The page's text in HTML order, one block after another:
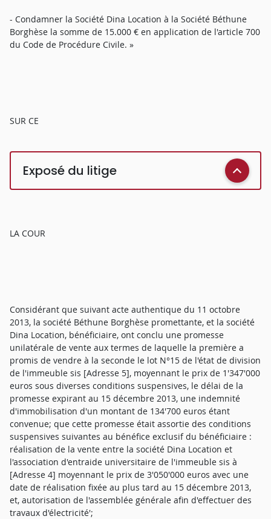
- Condamner la Société Dina Location à la Société Béthune
Borghèse la somme de 15.000 € en application de l'article 700
du Code de Procédure Civile. »
SUR CE
Exposé du litige
LA COUR
Considérant que suivant acte authentique du 11 octobre
2013, la société Béthune Borghèse promettante, et la société
Dina Location, bénéficiaire, ont conclu une promesse
unilatérale de vente aux termes de laquelle la première a
promis de vendre à la seconde le lot N°15 de l'état de division
de l'immeuble sis [Adresse 5], moyennant le prix de 1'347'000
euros sous diverses conditions suspensives, le délai de la
promesse expirant au 15 décembre 2013, une indemnité
d'immobilisation d'un montant de 134'700 euros étant
convenue; que cette promesse était assortie des conditions
suspensives suivantes au bénéfice exclusif du bénéficiaire :
réalisation de la vente entre la société Dina Location et
l'association d'entraide universitaire de l'immeuble sis à
[Adresse 4] moyennant le prix de 3'050'000 euros avec une
date de réalisation fixée au plus tard au 15 décembre 2013,
et, autorisation de l'assemblée générale afin d'effectuer des
travaux d'électricité';